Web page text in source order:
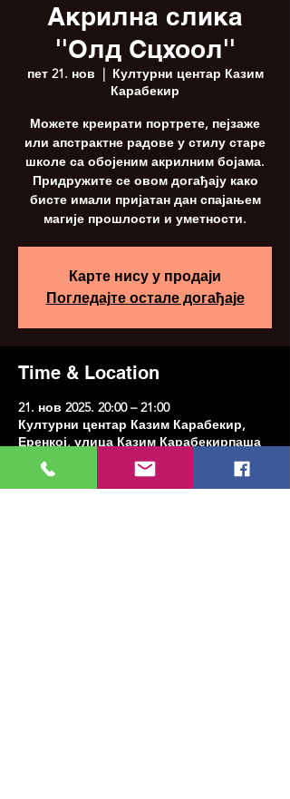
Акрилна слика
''Олд Сцхоол''
пет 21. нов
  |
Културни центар Казим
Карабекир
Можете креирати портрете, пејзаже
или апстрактне радове у стилу старе
школе са обојеним акрилним бојама.
Придружите се овом догађају како
бисте имали пријатан дан спајањем
магије прошлости и уметности.
Карте нису у продаји
Погледајте остале догађаје
Time & Location
21. нов 2025. 20:00 – 21:00
Културни центар Казим Карабекир,
Еренкој, улица Казим Карабекирпаша
Но:8 Д:16, 34738 Кадıкои/Истанбул,
Туркиие